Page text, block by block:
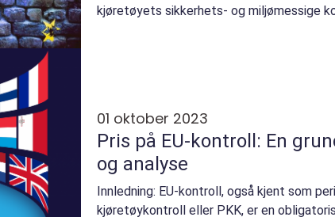
kjøretøyets sikkerhets- og miljømessige
01 oktober 2023
Pris på EU-kontroll: En
og analyse
Innledning: EU-kontroll, også kjent som
kjøretøykontroll eller PKK, er en